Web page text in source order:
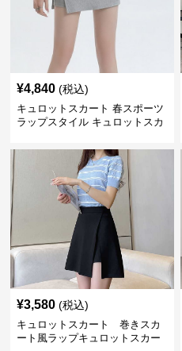
¥4,840 (税込)
キュロットスカート 春スポーツ
ラップスタイル キュロットスカ
¥3,580 (税込)
キュロットスカート 巻きスカ
ート風ラップキュロットスカー